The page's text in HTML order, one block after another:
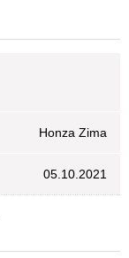
Honza Zima
05.10.2021